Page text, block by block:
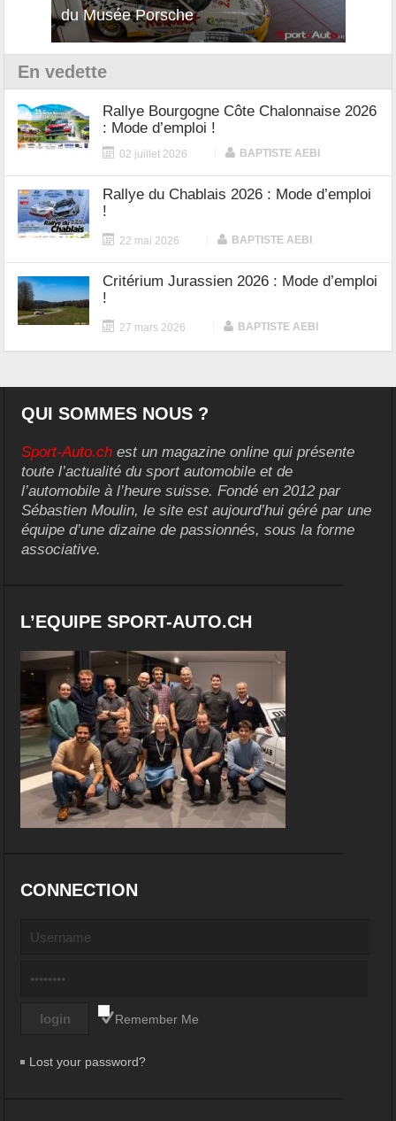
du Musée Porsche
12Cilindri Manuale
En vedette
Rallye Bourgogne Côte Chalonnaise 2026
: Mode d’emploi !
02 juillet 2026 BAPTISTE AEBI
Rallye du Chablais 2026 : Mode d’emploi
!
22 mai 2026 BAPTISTE AEBI
Critérium Jurassien 2026 : Mode d’emploi
!
27 mars 2026 BAPTISTE AEBI
QUI SOMMES NOUS ?
Sport-Auto.ch est un magazine online qui présente
toute l’actualité du sport automobile et de
l’automobile à l’heure suisse. Fondé en 2012 par
Sébastien Moulin, le site est aujourd’hui géré par une
équipe d’une dizaine de passionnés, sous la forme
associative.
L’EQUIPE SPORT-AUTO.CH
CONNECTION
Remember Me
Lost your password?